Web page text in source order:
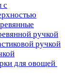
с
ручкой
ручкой
для овощей